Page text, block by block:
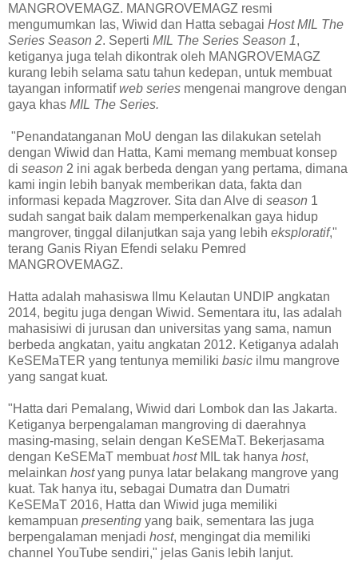
MANGROVEMAGZ. MANGROVEMAGZ resmi
mengumumkan Ias, Wiwid dan Hatta sebagai Host MIL The
Series Season 2. Seperti MIL The Series Season 1,
ketiganya juga telah dikontrak oleh MANGROVEMAGZ
kurang lebih selama satu tahun kedepan, untuk membuat
tayangan informatifweb series mengenai mangrove dengan
gaya khas MIL The Series.
"Penandatanganan MoU dengan Ias dilakukan setelah
dengan Wiwid dan Hatta, Kami memang membuat konsep
di season 2 ini agak berbeda dengan yang pertama, dimana
kami ingin lebih banyak memberikan data, fakta dan
informasi kepada Magzrover. Sita dan Alve di season 1
sudah sangat baik dalam memperkenalkan gaya hidup
mangrover, tinggal dilanjutkan saja yang lebih eksploratif,"
terang Ganis Riyan Efendi selaku Pemred
MANGROVEMAGZ.
Hatta adalah mahasiswa Ilmu Kelautan UNDIP angkatan
2014, begitu juga dengan Wiwid. Sementara itu, Ias adalah
mahasisiwi di jurusan dan universitas yang sama, namun
berbeda angkatan, yaitu angkatan 2012. Ketiganya adalah
KeSEMaTER yang tentunya memiliki basic ilmu mangrove
yang sangat kuat.
"Hatta dari Pemalang, Wiwid dari Lombok dan Ias Jakarta.
Ketiganya berpengalaman mangroving di daerahnya
masing-masing, selain dengan KeSEMaT. Bekerjasama
dengan KeSEMaT membuathostMIL tak hanya host,
melainkan hostyang punya latar belakang mangrove yang
kuat. Tak hanya itu, sebagai Dumatra dan Dumatri
KeSEMaT 2016, Hatta dan Wiwid juga memiliki
kemampuan presenting yang baik, sementara Ias juga
berpengalaman menjadi host, mengingat dia memiliki
channel YouTube sendiri," jelas Ganis lebih lanjut.